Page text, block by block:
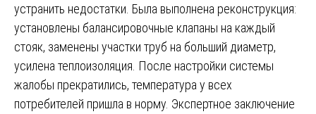
устранить недостатки. Была выполнена реконструкция:
установлены балансировочные клапаны на каждый
стояк, заменены участки труб на больший диаметр,
усилена теплоизоляция. После настройки системы
жалобы прекратились, температура у всех
потребителей пришла в норму. Экспертное заключение